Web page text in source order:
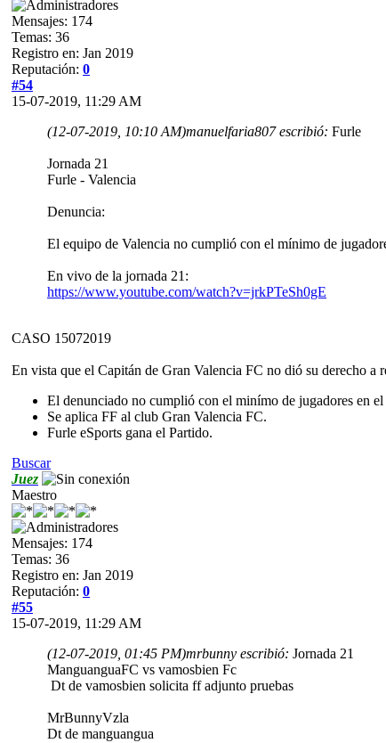
Mensajes: 174
Temas: 36
Registro en: Jan 2019
Reputación: 0
#54
15-07-2019, 11:29 AM
(12-07-2019, 10:10 AM)manuelfaria807 escribió: Furle
Jornada 21
Furle - Valencia
Denuncia:
El equipo de Valencia no cumplió con el mínimo de
En vivo de la jornada 21:
https://www.youtube.com/watch?v=jrkPTeSh0gE
CASO 15072019
En vista que el Capitán de Gran Valencia FC no dió su derecho a
El denunciado no cumplió con el minímo de jugadores en el
Se aplica FF al club Gran Valencia FC.
Furle eSports gana el Partido.
Buscar
Juez
Maestro
Mensajes: 174
Temas: 36
Registro en: Jan 2019
Reputación: 0
#55
15-07-2019, 11:29 AM
(12-07-2019, 01:45 PM)mrbunny escribió: Jornada 21
ManguanguaFC vs vamosbien Fc
Dt de vamosbien solicita ff adjunto pruebas
MrBunnyVzla
Dt de manguangua